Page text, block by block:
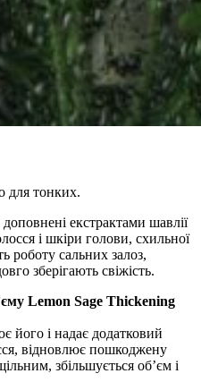
для тонких.
екстрактами шавлії
і шкіри голови, схильної
роботу сальних залоз,
зберігають свіжість.
Lemon Sage Thickening
його і надає додатковий
відновлює пошкоджену
збільшується об’єм і